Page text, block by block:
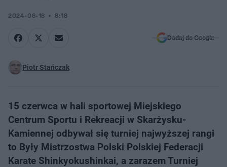
2024-06-18 8:18
Dodaj do Google
Piotr Stańczak
15 czerwca w hali sportowej Miejskiego
Centrum Sportu i Rekreacji w Skarżysku-
Kamiennej odbywał się turniej najwyższej rangi
to Były Mistrzostwa Polski Polskiej Federacji
Karate Shinkyokushinkai, a zarazem Turniej